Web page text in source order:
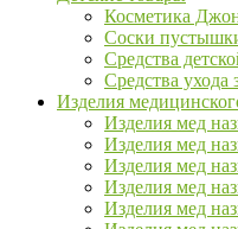
Косметика
Соски
Средства
Средства ухода
Изделия
Изделия мед
Изделия мед
Изделия мед
Изделия мед
Изделия мед